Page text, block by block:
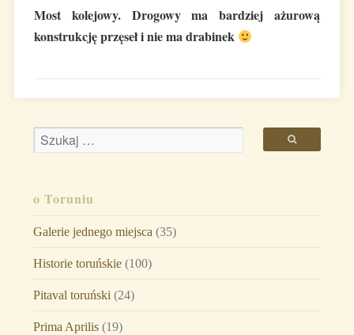
Most kolejowy. Drogowy ma bardziej ażurową
konstrukcję przęseł i nie ma drabinek
o Toruniu
Galerie jednego miejsca(35)
Historie toruńskie(100)
Pitaval toruński(24)
Prima Aprilis(19)